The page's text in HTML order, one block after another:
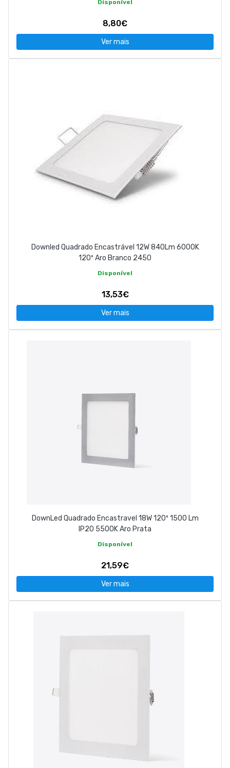
Disponível
8,80€
Ver mais
Downled Quadrado Encastrável 12W 840Lm 6000K
120º Aro Branco 2450
Disponível
13,53€
Ver mais
DownLed Quadrado Encastravel 18W 120º 1500 Lm
IP20 5500K Aro Prata
Disponível
21,59€
Ver mais